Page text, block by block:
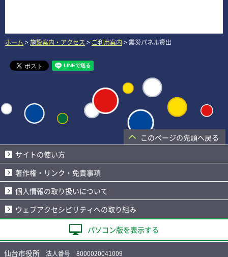
ホーム >施設案内・アクセス > ご利用案内 > 震災パネル貸出
このページの先頭へ戻る
サイトの使い方
著作権・リンク・免責事項
個人情報の取り扱いについて
ウェブアクセシビリティへの取り組み
パソコン版を表示する
仙台市役所 法人番号 8000020041009